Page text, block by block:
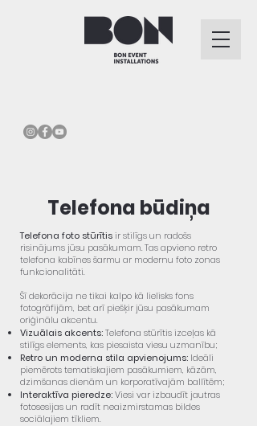
Telefona būdiņa
Telefona foto stūrītisir stilīgs un radošs
risinājums jūsu pasākumam. Tas apvieno retro
telefona kabīnes šarmu ar modernu foto zonas
funkcionalitāti.
Šī dekorācija ne tikai kalpo kā lielisks fons
fotogrāfijām, bet arī piešķir jūsu pasākumam
oriģinālu akcentu.
Vizuālais akcents:Telefona stūrītis izceļas kā
stilīgs elements, kas piesaista viesu uzmanību;
Retro un moderna stila apvienojums: Ideāli
piemērots tematiskajiem pasākumiem, kāzām,
dzimšanas dienām un korporatīvajām ballītēm;
Interaktīva pieredze:Viesi var izbaudīt jautras
fotosesijas un radīt neaizmirstamas bildes
sociālajiem tīkliem.